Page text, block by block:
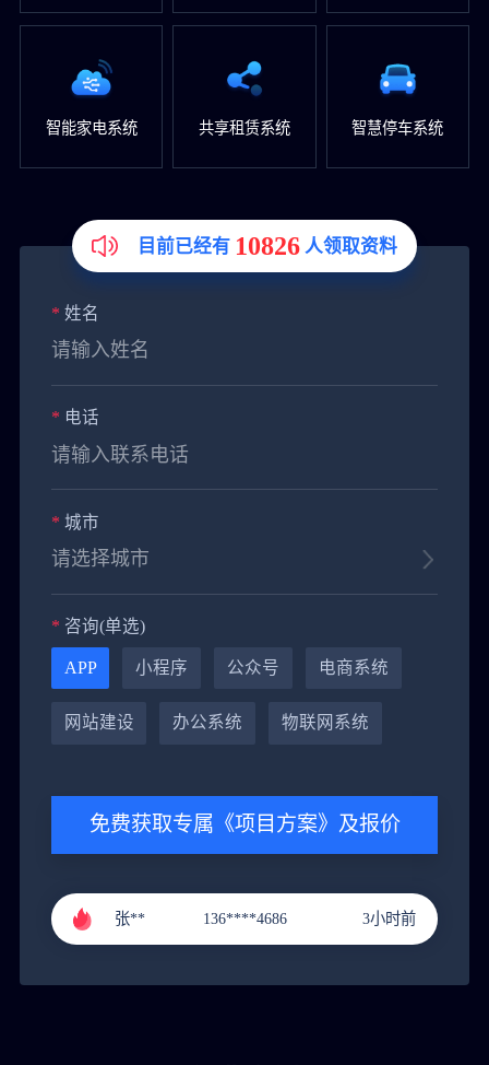
智能家电系统 共享租赁系统 智慧停车系统
* 姓名
* 电话
* 城市
* 咨询(单选)
APP 小程序 公众号 电商系统
网站建设 办公系统 物联网系统
免费获取专属《项目方案》及报价
151****9288 4小时前
李** 131****9211 2小时前
黄** 151****9288 4小时前
目前已经有 10826 人领取资料